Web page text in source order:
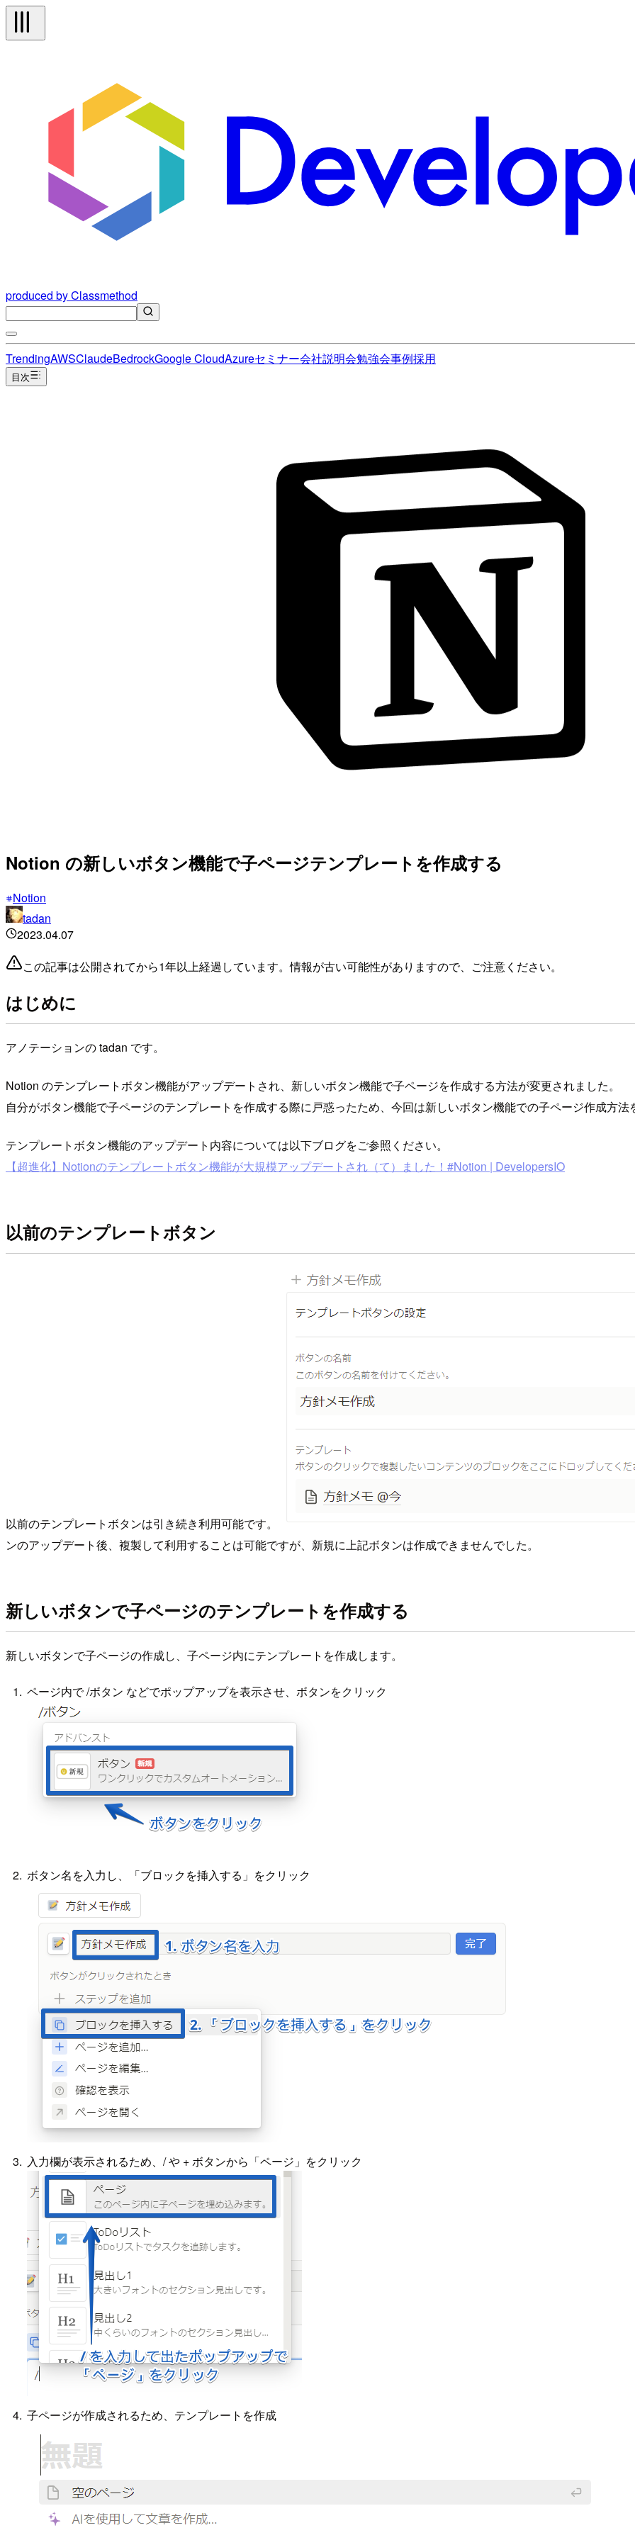
produced by Classmethod
TrendingAWSClaudeBedrockGoogle CloudAzureセミナー会社説明会勉強会事例採用
目次
Notion の新しいボタン機能で子ページテンプレートを作成する
Notion
tadan
2023.04.07
この記事は公開されてから1年以上経過しています。情報が古い可能性がありますので、ご注意ください。
はじめに
アノテーションの tadan です。
Notion のテンプレートボタン機能がアップデートされ、新しいボタン機能で子ページを作成する方法が変更されました。
自分がボタン機能で子ページのテンプレートを作成する際に戸惑ったため、今回は新しいボタン機能での子ページ作成方法
テンプレートボタン機能のアップデート内容については以下ブログをご参照ください。
【超進化】Notionのテンプレートボタン機能が大規模アップデートされ（て）ました！#Notion | DevelopersIO
以前のテンプレートボタン
以前のテンプレートボタンは引き続き利用可能です。
ンのアップデート後、複製して利用することは可能ですが、新規に上記ボタンは作成できませんでした。
新しいボタンで子ページのテンプレートを作成する
新しいボタンで子ページの作成し、子ページ内にテンプレートを作成します。
ページ内で /ボタン などでポップアップを表示させ、ボタンをクリック
ボタン名を入力し、「ブロックを挿入する」をクリック
入力欄が表示されるため、/ や + ボタンから「ページ」をクリック
子ページが作成されるため、テンプレートを作成